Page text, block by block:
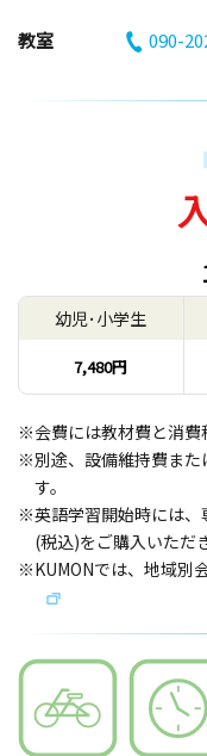
教室 090-
幼児･小学生
7,480円
※会費には教材費と消費
※別途、設備維持費また
す。
※英語学習開始時には
(税込)をご購入いただ
※KUMONでは、地域別